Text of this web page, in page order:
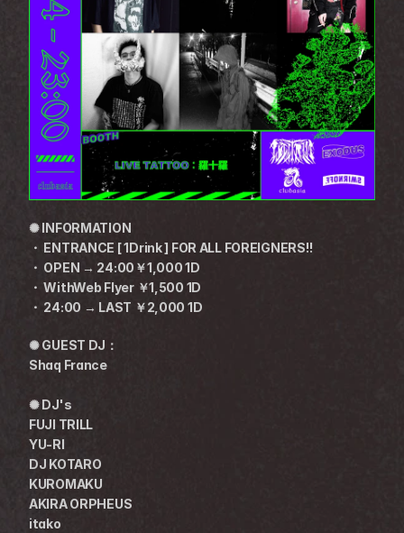
✺ INFORMATION
・ ENTRANCE [ 1Drink ] FOR ALL FOREIGNERS!!
・ OPEN → 24:00￥1,000 1D
・ WithWeb Flyer ￥1,500 1D
・ 24:00 → LAST ￥2,000 1D
✺ GUEST DJ：
Shaq France
✺ DJ's
FUJI TRILL
YU-RI
DJ KOTARO
KUROMAKU
AKIRA ORPHEUS
itako